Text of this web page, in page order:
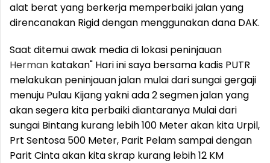
alat berat yang berkerja memperbaiki jalan yang
direncanakan Rigid dengan menggunakan dana DAK.
Saat ditemui awak media di lokasi peninjauan
Herman katakan" Hari ini saya bersama kadis PUTR
melakukan peninjauan jalan mulai dari sungai gergaji
menuju Pulau Kijang yakni ada 2 segmen jalan yang
akan segera kita perbaiki diantaranya Mulai dari
sungai Bintang kurang lebih 100 Meter akan kita Urpil,
Prt Sentosa 500 Meter, Parit Pelam sampai dengan
Parit Cinta akan kita skrap kurang lebih 12 KM